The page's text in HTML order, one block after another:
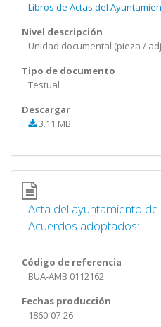
Libros de Actas del
Nivel descripción
Unidad documental (pieza /
Tipo de documento
Testual
Descargar
3.11 MB
Acta del ayuntamiento
Acuerdos adoptados:...
Código de referencia
BUA-AMB 0112162
Fechas producción
1860-07-26